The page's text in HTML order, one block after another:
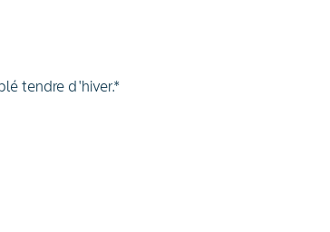
tendre d'hiver.*